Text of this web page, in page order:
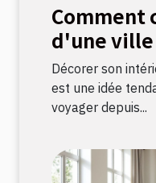
Comment
d'une ville
Décorer son
est une idée
voyager depuis...